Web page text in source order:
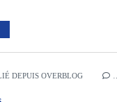
DEPUIS OVERBLOG